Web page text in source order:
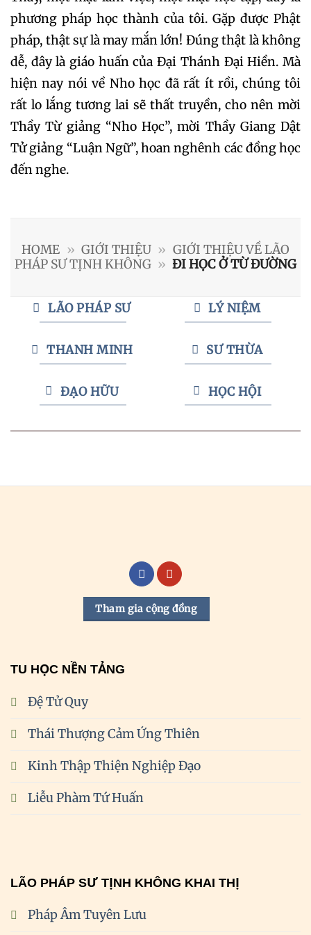
phương pháp học thành của tôi. Gặp được Phật
pháp, thật sự là may mắn lớn! Đúng thật là không
dễ, đây là giáo huấn của Đại Thánh Đại Hiền. Mà
hiện nay nói về Nho học đã rất ít rồi, chúng tôi
rất lo lắng tương lai sẽ thất truyền, cho nên mời
Thầy Từ giảng “Nho Học”, mời Thầy Giang Dật
Tử giảng “Luận Ngữ”, hoan nghênh các đồng học
đến nghe.
HOME » GIỚI THIỆU » GIỚI THIỆU VỀ LÃO
PHÁP SƯ TỊNH KHÔNG » ĐI HỌC Ở TỪ ĐƯỜNG
LÃO PHÁP SƯ LÝ NIỆM
THANH MINH SƯ THỪA
ĐẠO HỮU HỌC HỘI
Tham gia cộng đồng
TU HỌC NỀN TẢNG
Đệ Tử Quy
Thái Thượng Cảm Ứng Thiên
Kinh Thập Thiện Nghiệp Đạo
Liễu Phàm Tứ Huấn
LÃO PHÁP SƯ TỊNH KHÔNG KHAI THỊ
Pháp Âm Tuyên Lưu